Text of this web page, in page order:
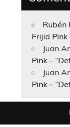
Rubén
Frijid Pink
Juan
Pink –
Juan
Pink –